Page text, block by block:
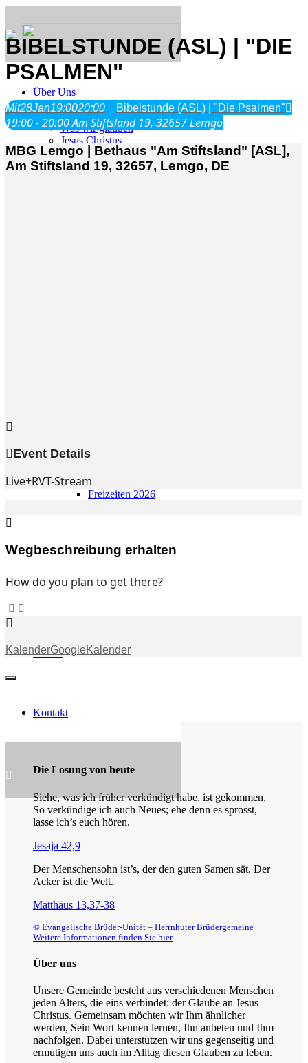
Über Uns
Was wir glauben
Jesus Christus
Geschichte
Kinder/Jungschar
KiJuTe-Gruppen
Freizeiten 2026
Gemeinde Hameln
MBG Hameln
Fotos
Stream
Kontakt
BIBELSTUNDE (ASL) | "DIE
PSALMEN"
Mit28Jan19:0020:00 Bibelstunde (ASL) | "Die Psalmen"
19:00 - 20:00Am Stiftsland 19, 32657 Lemgo
MBG Lemgo | Bethaus "Am Stiftsland" [ASL],
Am Stiftsland 19, 32657, Lemgo, DE
Event Details
Live+RVT-Stream
Wegbeschreibung erhalten
How do you plan to get there?
KalenderGoogleKalender
Die Losung von heute
Siehe, was ich früher verkündigt habe, ist gekommen.
So verkündige ich auch Neues; ehe denn es sprosst,
lasse ich’s euch hören.
Jesaja 42,9
Der Menschensohn ist’s, der den guten Samen sät. Der
Acker ist die Welt.
Matthäus 13,37-38
© Evangelische Brüder-Unität – Herrnhuter Brüdergemeine
Weitere Informationen finden Sie hier
Über uns
Unsere Gemeinde besteht aus verschiedenen Menschen
jeden Alters, die eins verbindet: der Glaube an Jesus
Christus. Gemeinsam möchten wir Ihm ähnlicher
werden, Sein Wort kennen lernen, Ihn anbeten und Ihm
nachfolgen. Dabei unterstützen wir uns gegenseitig und
ermutigen uns auch im Alltag diesen Glauben zu leben.